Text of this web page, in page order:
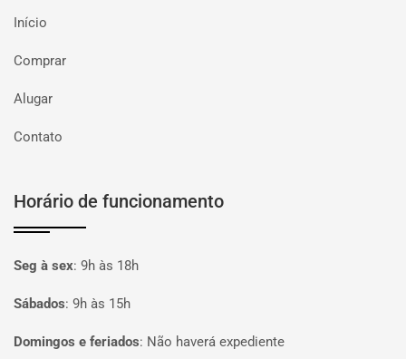
Início
Comprar
Alugar
Contato
Horário de funcionamento
Seg à sex: 9h às 18h
Sábados: 9h às 15h
Domingos e feriados: Não haverá expediente